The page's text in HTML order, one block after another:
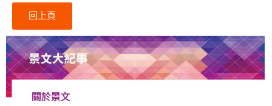
回上頁